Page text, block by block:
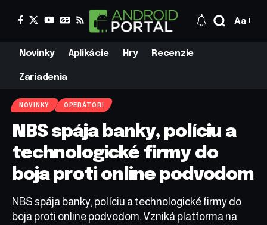
Aa
Novinky Aplikácie Hry Recenzie
Zariadenia
NOVINKY OPERÁTORI
NBS spája banky, políciu a
technologické firmy do
boja proti online podvodom
NBS spája banky, políciu a technologické firmy do
boja proti online podvodom. Vzniká platforma na